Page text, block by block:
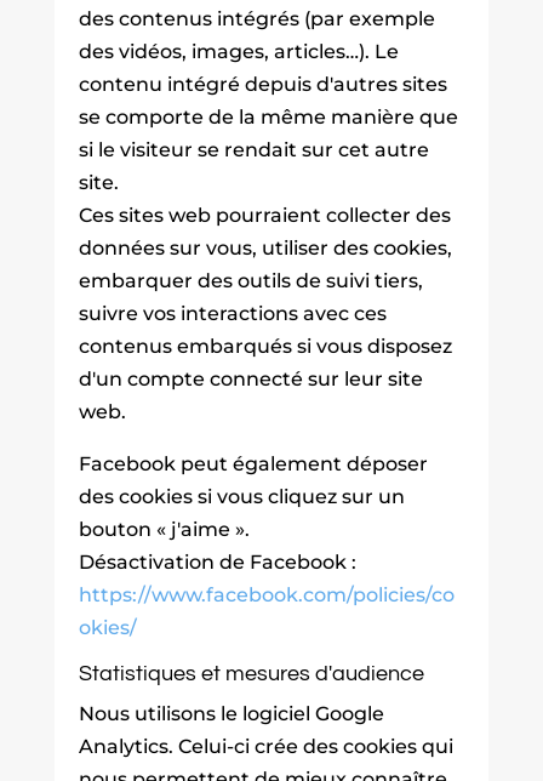
des contenus intégrés (par exemple
des vidéos, images, articles…). Le
contenu intégré depuis d'autres sites
se comporte de la même manière que
si le visiteur se rendait sur cet autre
site.
Ces sites web pourraient collecter des
données sur vous, utiliser des cookies,
embarquer des outils de suivi tiers,
suivre vos interactions avec ces
contenus embarqués si vous disposez
d'un compte connecté sur leur site
web.
Facebook peut également déposer
des cookies si vous cliquez sur un
bouton « j'aime ».
Désactivation de Facebook :
https://www.facebook.com/policies/co
okies/
Statistiques et mesures d'audience
Nous utilisons le logiciel Google
Analytics. Celui-ci crée des cookies qui